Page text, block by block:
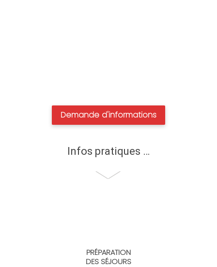
Demande d'informations
Infos pratiques …
PRÉPARATION
DES SÉJOURS